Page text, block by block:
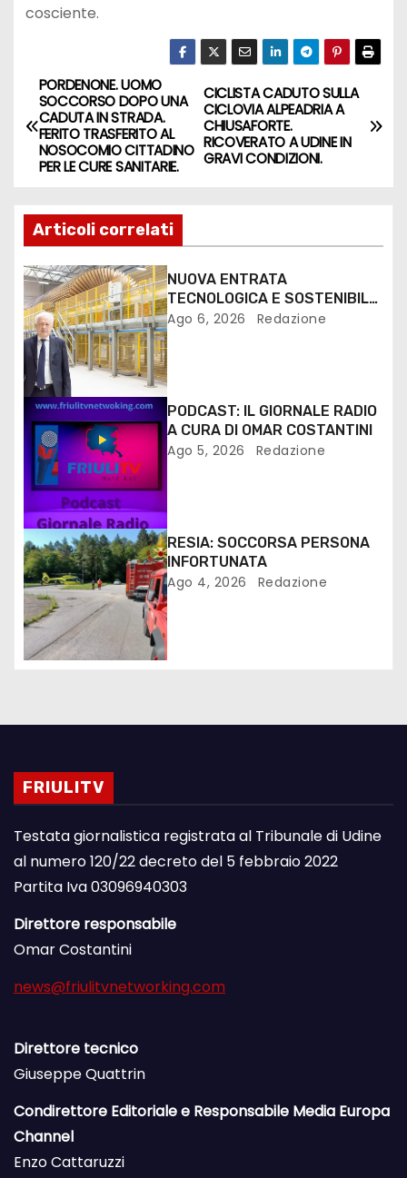
cosciente.
CICLISTA CADUTO SULLA
CICLOVIA ALPEADRIA A
CHIUSAFORTE.
RICOVERATO A UDINE IN
GRAVI CONDIZIONI.
PORDENONE. UOMO
SOCCORSO DOPO UNA
CADUTA IN STRADA.
FERITO TRASFERITO AL
NOSOCOMIO CITTADINO
PER LE CURE SANITARIE.
Articoli correlati
NUOVA ENTRATA
TECNOLOGICA E SOSTENIBILE
PER I MEZZI PESANTI ALLA
Ago 6, 2026 Redazione
PODCAST: IL GIORNALE RADIO
A CURA DI OMAR COSTANTINI
Ago 5, 2026 Redazione
RESIA: SOCCORSA PERSONA
INFORTUNATA
Ago 4, 2026 Redazione
FRIULITV
Testata giornalistica registrata al Tribunale di Udine
al numero 120/22 decreto del 5 febbraio 2022
Partita Iva 03096940303
Direttore responsabile
Omar Costantini
news@friulitvnetworking.com
Direttore tecnico
Giuseppe Quattrin
Condirettore Editoriale e Responsabile Media Europa
Channel
Enzo Cattaruzzi